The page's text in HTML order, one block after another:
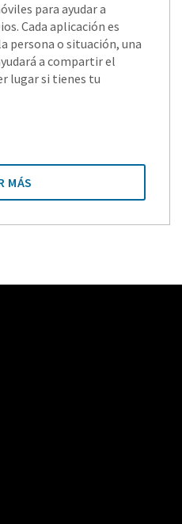
para ayudar a
Cada aplicación es
persona o situación, una
a compartir el
lugar si tienes tu
MÁS